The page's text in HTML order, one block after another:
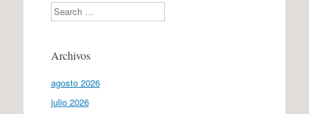
Search
Archivos
agosto 2026
julio 2026